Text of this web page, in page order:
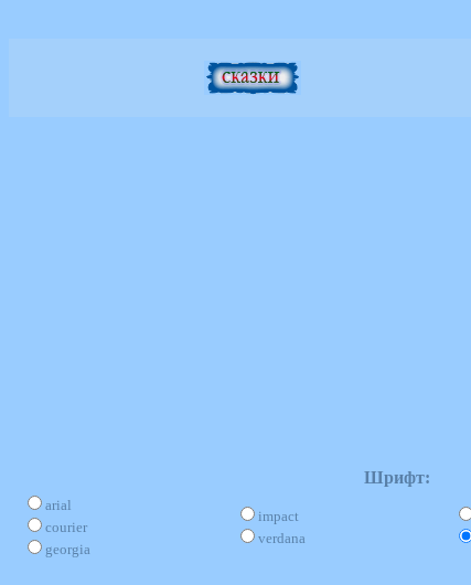
Шрифт:
arial
courier
georgia
impact
verdana